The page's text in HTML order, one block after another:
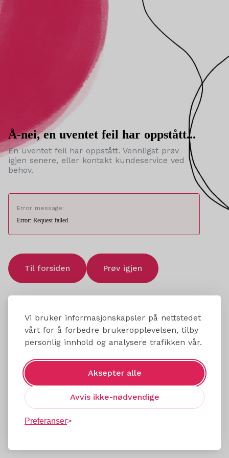
Vi bruker informasjonskapsler på nettstedet
vårt for å forbedre brukeropplevelsen, tilby
personlig innhold og analysere trafikken vår.
Aksepter alle
Avvis ikke-nødvendige
Preferanser
Å-nei, en uventet feil har oppstått...
En uventet feil har oppstått. Vennligst prøv
igjen senere, eller kontakt kundeservice ved
behov.
Error message:
Error: Request failed
Til forsiden Prøv igjen